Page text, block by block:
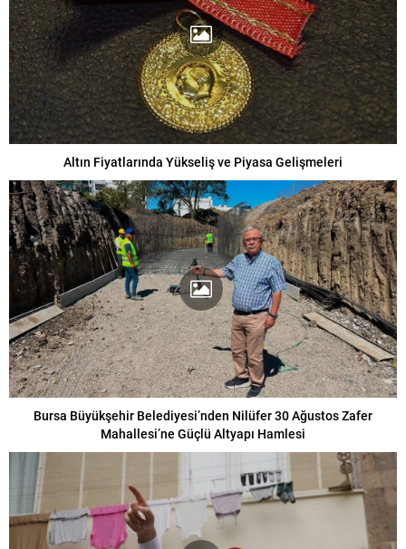
Altın Fiyatlarında Yükseliş ve Piyasa Gelişmeleri
Bursa Büyükşehir Belediyesi’nden Nilüfer 30 Ağustos Zafer
Mahallesi’ne Güçlü Altyapı Hamlesi